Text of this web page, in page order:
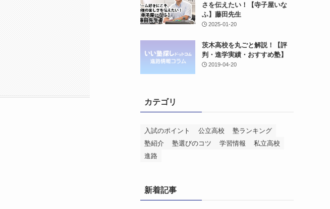
さを伝えたい！【寺子屋いな
ふ】藤田先生
2025-01-20
茨木高校を丸ごと解説！【評
判・進学実績・おすすめ塾】
2019-04-20
カテゴリ
入試のポイント 公立高校
塾ランキング
塾紹介
塾選びのコツ 学習情報
私立高校
進路
新着記事